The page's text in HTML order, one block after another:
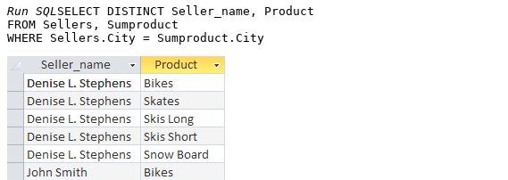
Run SQL SELECT DISTINCT Seller_name, Product
FROM Sellers, Sumproduct